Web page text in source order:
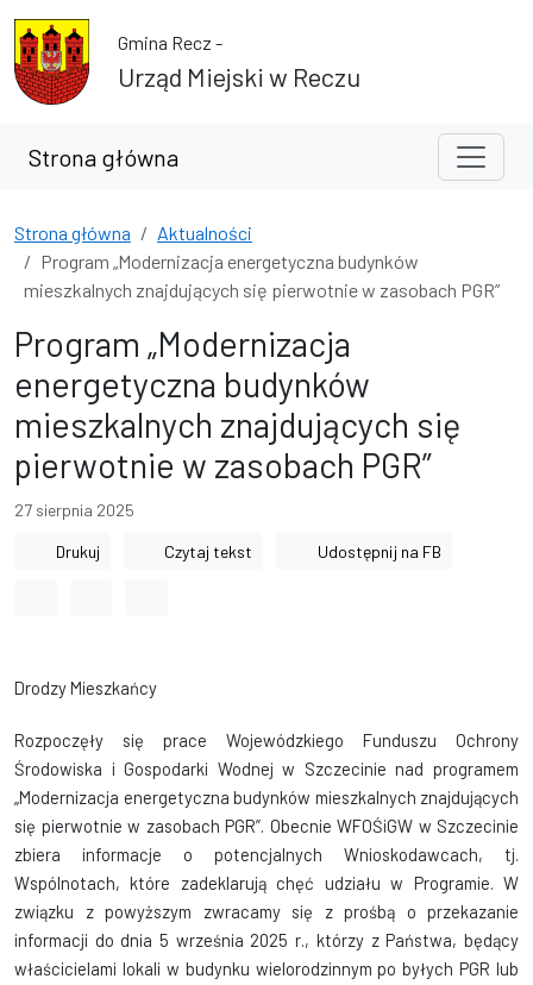
Przejdź do treści
Przejdź do wyszukiwarki
Gmina Recz -
Urząd Miejski w Reczu
Strona główna
Strona główna
Aktualności
Program „Modernizacja energetyczna budynków
mieszkalnych znajdujących się pierwotnie w zasobach PGR”
Program „Modernizacja
energetyczna budynków
mieszkalnych znajdujących się
pierwotnie w zasobach PGR”
27 sierpnia 2025
Drukuj Czytaj tekst Udostępnij na FB
Drodzy Mieszkańcy
Rozpoczęły się prace Wojewódzkiego Funduszu Ochrony
Środowiska i Gospodarki Wodnej w Szczecinie nad programem
„Modernizacja energetyczna budynków mieszkalnych znajdujących
się pierwotnie w zasobach PGR”. Obecnie WFOŚiGW w Szczecinie
zbiera informacje o potencjalnych Wnioskodawcach, tj.
Wspólnotach, które zadeklarują chęć udziału w Programie. W
związku z powyższym zwracamy się z prośbą o przekazanie
informacji do dnia 5 września 2025 r., którzy z Państwa, będący
właścicielami lokali w budynku wielorodzinnym po byłych PGR lub